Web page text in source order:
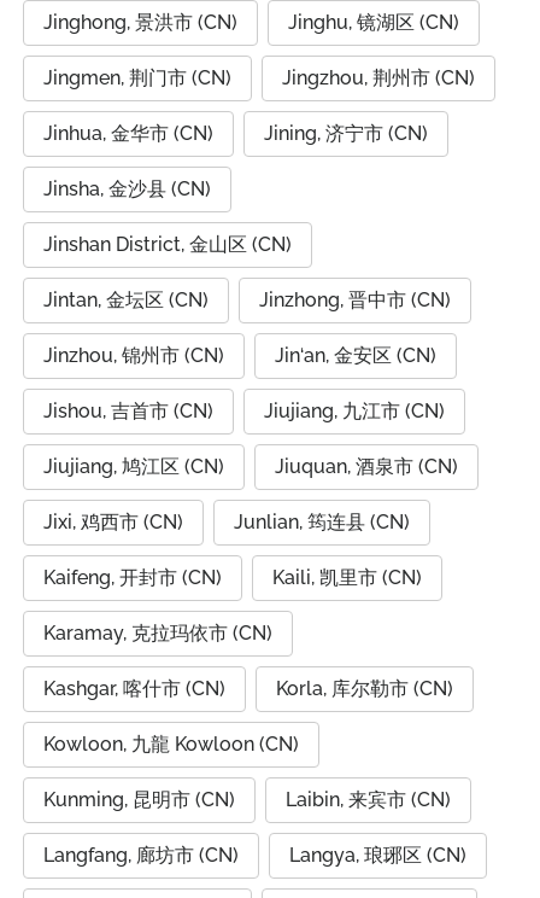
Jinghong, 景洪市 (CN) Jinghu, 镜湖区 (CN)
Jingmen, 荆门市 (CN) Jingzhou, 荆州市 (CN)
Jinhua, 金华市 (CN) Jining, 济宁市 (CN)
Jinsha, 金沙县 (CN)
Jinshan District, 金山区 (CN)
Jintan, 金坛区 (CN) Jinzhong, 晋中市 (CN)
Jinzhou, 锦州市 (CN) Jin‘an, 金安区 (CN)
Jishou, 吉首市 (CN) Jiujiang, 九江市 (CN)
Jiujiang, 鸠江区 (CN) Jiuquan, 酒泉市 (CN)
Jixi, 鸡西市 (CN) Junlian, 筠连县 (CN)
Kaifeng, 开封市 (CN) Kaili, 凯里市 (CN)
Karamay, 克拉玛依市 (CN)
Kashgar, 喀什市 (CN) Korla, 库尔勒市 (CN)
Kowloon, 九龍 Kowloon (CN)
Kunming, 昆明市 (CN) Laibin, 来宾市 (CN)
Langfang, 廊坊市 (CN) Langya, 琅琊区 (CN)